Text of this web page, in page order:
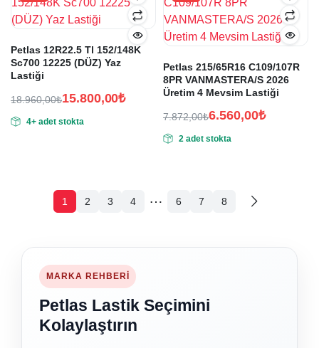
Petlas 12R22.5 Tl 152/148K
Sc700 12225 (DÜZ) Yaz
Lastiği
18.960,00₺
fiyat:
15.800,00₺
andaki
4+ adet stokta
Petlas 215/65R16 C109/107R
8PR VANMASTERA/S 2026
Üretim 4 Mevsim Lastiği
7.872,00₺
fiyat:
6.560,00₺
andaki
2 adet stokta
1 2 3 4 … 6 7 8
MARKA REHBERI
Petlas Lastik Seçimini
Kolaylaştırın